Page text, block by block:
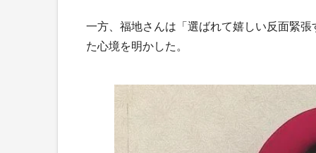
一方、福地さんは「選ばれて嬉しい反面緊
た心境を明かした。